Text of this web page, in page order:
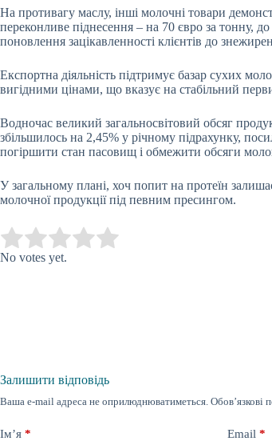
На противагу маслу, інші молочні товари
переконливе піднесення – на 70 євро за тонну,
поновлення зацікавленності клієнтів до
Експортна діяльність підтримує базар сухих
вигідними цінами, що вказує на стабільний
Водночас великий загальносвітовий обсяг
збільшилось на 2,45% у річному підрахунку,
погіршити стан пасовищ і обмежити обсяги
У загальному плані, хоч попит на протеїн
молочної продукції під певним пресингом.
Rate this item:
No votes yet.
Залишити відповідь
Ваша e-mail адреса не оприлюднюватиметься. Обов’язкові
Ім’я * Email *